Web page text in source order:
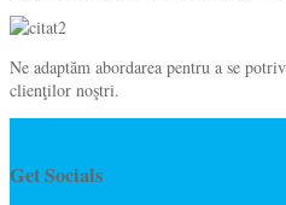
Ne adaptăm abordarea pentru a se
clienţilor noştri.
Get Socials